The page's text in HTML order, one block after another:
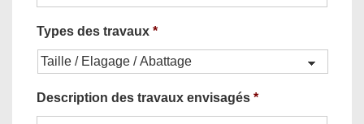
Types des travaux *
Description des travaux envisagés *